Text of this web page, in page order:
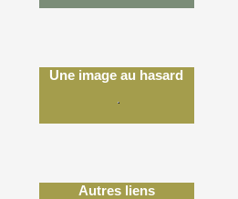
Une image au hasard
Autres liens